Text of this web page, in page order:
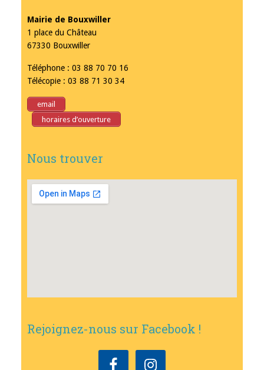
Mairie de Bouxwiller
1 place du Château
67330 Bouxwiller
Téléphone : 03 88 70 70 16
Télécopie : 03 88 71 30 34
email
horaires d’ouverture
Nous trouver
Rejoignez-nous sur Facebook !